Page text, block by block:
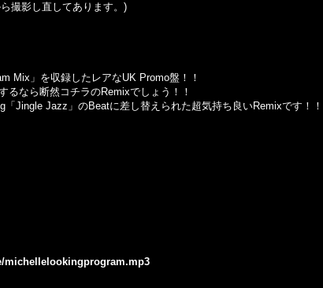
撮影し直してあります。 )
Mix 」を収録したレアなUK Promo盤！！
るなら断然コチラのRemixでしょう！！
「 Jingle Jazz 」のBeatに差し替えられた超気持ち良いRemixです！！
michellelookingprogram.mp3